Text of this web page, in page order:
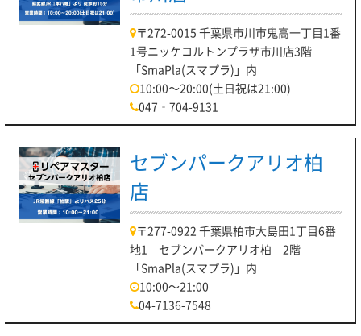
〒272-0015 千葉県市川市鬼高一丁目1番
1号ニッケコルトンプラザ市川店3階
「SmaPla(スマプラ)」内
10:00～20:00(土日祝は21:00)
047‐704-9131
セブンパークアリオ柏
店
〒277-0922 千葉県柏市大島田1丁目6番
地1 セブンパークアリオ柏 2階
「SmaPla(スマプラ)」内
10:00～21:00
04-7136-7548